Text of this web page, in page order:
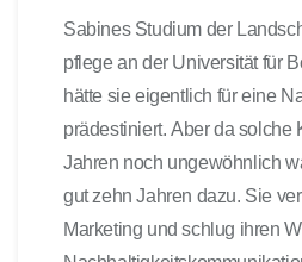
Sabines Studium der
pflege an der Universität für
hätte sie eigentlich für eine
prädestiniert. Aber da solche
Jahren noch ungewöhnlich
gut zehn Jahren dazu. Sie
Marketing und schlug ihren